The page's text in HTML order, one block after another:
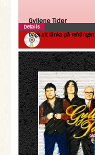
Gyllene Tider
Dags att tänka på refrängen
Details